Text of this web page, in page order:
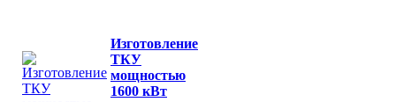
Изготовление
ТКУ
мощностью
1600 кВт